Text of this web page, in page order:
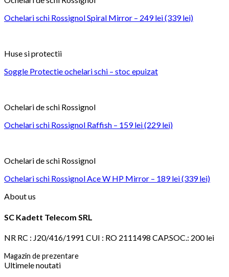
Ochelari schi Rossignol Spiral Mirror – 249 lei (339 lei)
Huse si protectii
Soggle Protectie ochelari schi – stoc epuizat
Ochelari de schi Rossignol
Ochelari schi Rossignol Raffish – 159 lei (229 lei)
Ochelari de schi Rossignol
Ochelari schi Rossignol Ace W HP Mirror – 189 lei (339 lei)
About us
SC Kadett Telecom SRL
NR RC : J20/416/1991 CUI : RO 2111498 CAP.SOC.: 200 lei
Magazin de prezentare
Ultimele noutati